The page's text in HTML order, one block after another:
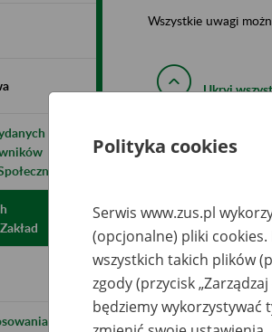
przez
do
Wszystkie uwagi
Ukryj
Nazwa
Telekomunikacja
Kolejowa Sp. z o.o.
Telekomunikacji w
Szczecinie - Szczecin,
ul. Korzeniowska 1
Polityka cookies
Serwis www.zus.pl
(opcjonalne) pliki cookies.
wszystkich takich plików
zgody (przycisk
będziemy wykorzystywać